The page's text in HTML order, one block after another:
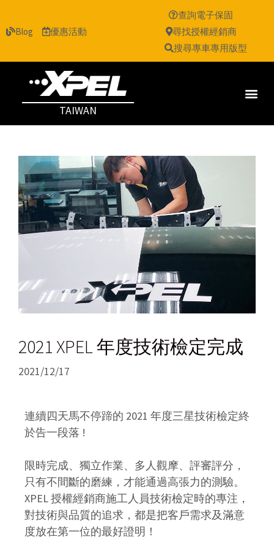
Blog 優惠活動
查詢電子保固
尋找授權經銷商
搜尋專車專用版型
TAIWAN
2021 XPEL 年度技術檢定完成
2021/12/17
連續四天馬不停蹄的 2021 年度三星技術檢定終
於告一段落 !
限時完成、獨立作業、多人觀摩、評審評分，
只有不間斷的磨練，才能通過高張力的測驗。
XPEL 授權經銷商施工人員技術檢定時的專注，
對技術與品質的追求，都是把客戶需求及滿意
度放在第一位的最好證明！